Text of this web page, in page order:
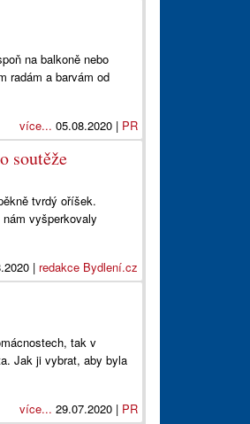
na balkoně nebo
radám a barvám od
více... 05.08.2020 | PR
soutěže
tvrdý oříšek.
vyšperkovaly
| redakce Bydlení.cz
tak v
Jak ji vybrat, aby byla
více... 29.07.2020 | PR